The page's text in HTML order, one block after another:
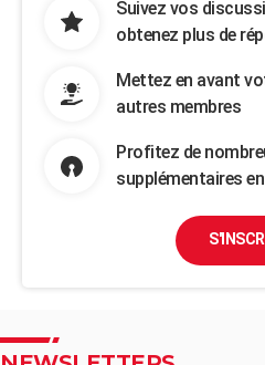
Suivez vos
obtenez plus de
Mettez en avant
autres membres
Profitez de
supplémentaires